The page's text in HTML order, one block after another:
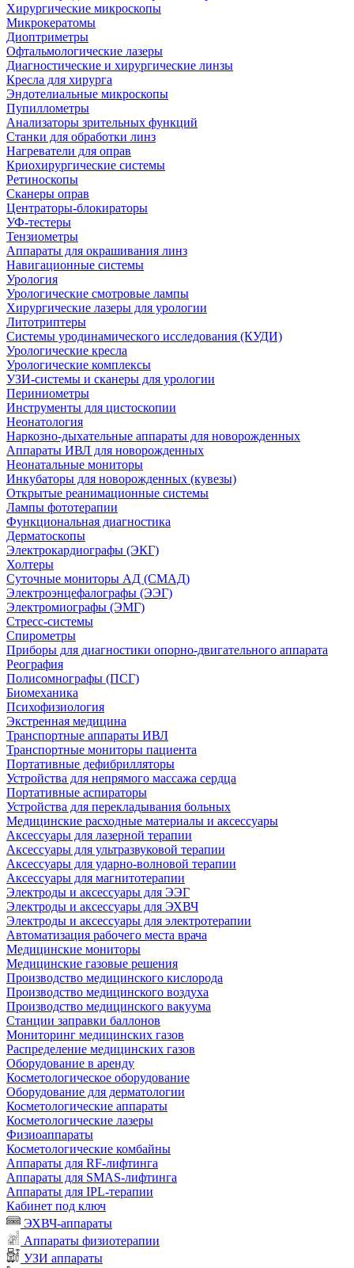
Хирургические микроскопы
Микрокератомы
Диоптриметры
Офтальмологические лазеры
Диагностические и хирургические линзы
Кресла для хирурга
Эндотелиальные микроскопы
Пупиллометры
Анализаторы зрительных функций
Станки для обработки линз
Нагреватели для оправ
Криохирургические системы
Ретиноскопы
Сканеры оправ
Центраторы-блокираторы
УФ-тестеры
Тензиометры
Аппараты для окрашивания линз
Навигационные системы
Урология
Урологические смотровые лампы
Хирургические лазеры для урологии
Литотриптеры
Системы уродинамического исследования (КУДИ)
Урологические кресла
Урологические комплексы
УЗИ-системы и сканеры для урологии
Периниометры
Инструменты для цистоскопии
Неонатология
Наркозно-дыхательные аппараты для новорожденных
Аппараты ИВЛ для новорожденных
Неонатальные мониторы
Инкубаторы для новорожденных (кувезы)
Открытые реанимационные системы
Лампы фототерапии
Функциональная диагностика
Дерматоскопы
Электрокардиографы (ЭКГ)
Холтеры
Суточные мониторы АД (СМАД)
Электроэнцефалографы (ЭЭГ)
Электромиографы (ЭМГ)
Стресс-системы
Спирометры
Приборы для диагностики опорно-двигательного аппарата
Реография
Полисомнографы (ПСГ)
Биомеханика
Психофизиология
Экстренная медицина
Транспортные аппараты ИВЛ
Транспортные мониторы пациента
Портативные дефибрилляторы
Устройства для непрямого массажа сердца
Портативные аспираторы
Устройства для перекладывания больных
Медицинские расходные материалы и аксессуары
Аксессуары для лазерной терапии
Аксессуары для ультразвуковой терапии
Аксессуары для ударно-волновой терапии
Аксессуары для магнитотерапии
Электроды и аксессуары для ЭЭГ
Электроды и аксессуары для ЭХВЧ
Электроды и аксессуары для электротерапии
Автоматизация рабочего места врача
Медицинские мониторы
Медицинские газовые решения
Производство медицинского кислорода
Производство медицинского воздуха
Производство медицинского вакуума
Станции заправки баллонов
Мониторинг медицинских газов
Распределение медицинских газов
Оборудование в аренду
Косметологическое оборудование
Оборудование для дерматологии
Косметологические аппараты
Косметологические лазеры
Физиоаппараты
Косметологические комбайны
Аппараты для RF-лифтинга
Аппараты для SMAS-лифтинга
Аппараты для IPL-терапии
Кабинет под ключ
ЭХВЧ-аппараты
Аппараты физиотерапии
УЗИ аппараты